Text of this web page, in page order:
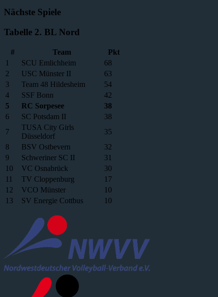
Nächste Spiele
Tabelle 2. BL Nord
# Team
Pkt
1
SCU Emlichheim
68
2
USC Münster II
63
3
Team 48 Hildesheim
54
4
SSF Bonn
42
5
RC Sorpesee
38
6
SC Potsdam II
38
7
TUSA City Girls
Düsseldorf
35
8
BSV Ostbevern
32
9
Schweriner SC II
31
10
VC Osnabrück
30
11
TV Cloppenburg
17
12
VCO Münster
10
13
SV Energie Cottbus 10